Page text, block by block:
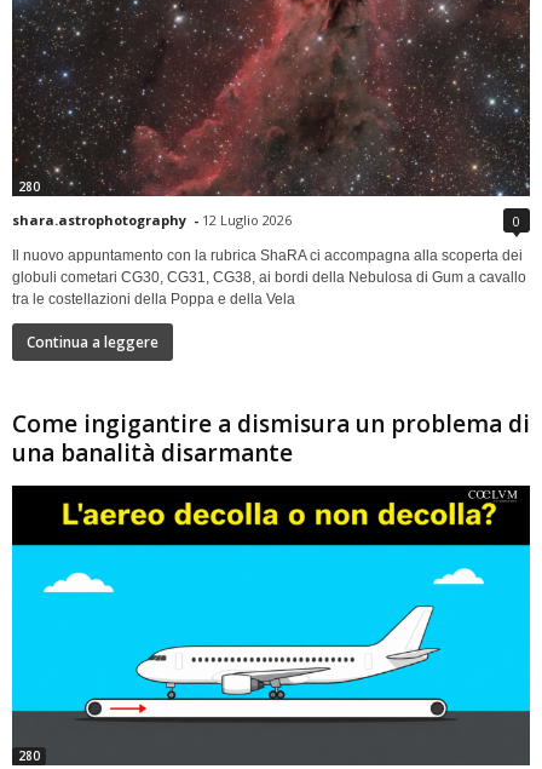
280
shara.astrophotography - 12 Luglio 2026 0
Il nuovo appuntamento con la rubrica ShaRA ci accompagna alla scoperta dei
globuli cometari CG30, CG31, CG38, ai bordi della Nebulosa di Gum a cavallo
tra le costellazioni della Poppa e della Vela
Continua a leggere
Come ingigantire a dismisura un problema di
una banalità disarmante
280